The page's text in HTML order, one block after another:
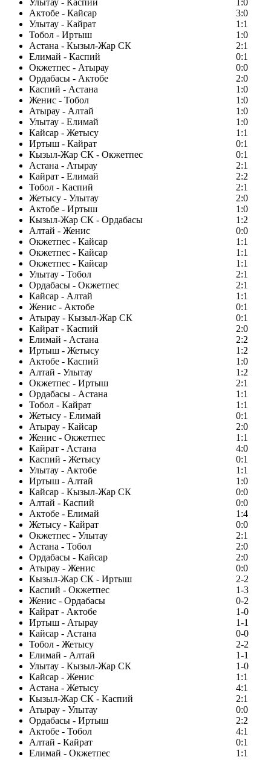
Улытау - Каспий
1:0
Актобе - Кайсар
3:0
Улытау - Кайрат
1:1
Тобол - Иртыш
1:0
Астана - Кызыл-Жар СК
2:1
Елимай - Каспий
0:1
Окжетпес - Атырау
0:0
Ордабасы - Актобе
2:0
Каспий - Астана
1:0
Женис - Тобол
1:0
Атырау - Алтай
1:0
Улытау - Елимай
1:0
Кайсар - Жетысу
1:1
Иртыш - Кайрат
0:1
Кызыл-Жар СК - Окжетпес
0:1
Астана - Атырау
2:1
Кайрат - Елимай
2:2
Тобол - Каспий
2:1
Жетысу - Улытау
2:0
Актобе - Иртыш
1:0
Кызыл-Жар СК - Ордабасы
1:2
Алтай - Женис
0:0
Окжетпес - Кайсар
1:1
Окжетпес - Кайсар
1:1
Окжетпес - Кайсар
1:1
Улытау - Тобол
2:1
Ордабасы - Окжетпес
2:1
Кайсар - Алтай
1:1
Женис - Актобе
0:1
Атырау - Кызыл-Жар СК
0:1
Кайрат - Каспий
2:0
Елимай - Астана
2:2
Иртыш - Жетысу
1:2
Актобе - Каспий
1:0
Алтай - Улытау
1:2
Окжетпес - Иртыш
2:1
Ордабасы - Астана
1:1
Тобол - Кайрат
1:1
Жетысу - Елимай
0:1
Атырау - Кайсар
2:0
Женис - Окжетпес
1:1
Кайрат - Астана
4:0
Каспий - Жетысу
0:1
Улытау - Актобе
1:1
Иртыш - Алтай
1:0
Кайсар - Кызыл-Жар СК
0:0
Алтай - Каспий
0:0
Актобе - Елимай
1:4
Жетысу - Кайрат
0:0
Окжетпес - Улытау
2:1
Астана - Тобол
2:0
Ордабасы - Кайсар
2:0
Атырау - Женис
0:0
Кызыл-Жар СК - Иртыш
2-2
Каспий - Окжетпес
1-3
Женис - Ордабасы
0-2
Кайрат - Актобе
1-0
Иртыш - Атырау
1-1
Кайсар - Астана
0-0
Тобол - Жетысу
2-2
Елимай - Алтай
1-1
Улытау - Кызыл-Жар СК
1-0
Кайсар - Женис
1:1
Астана - Жетысу
4:1
Кызыл-Жар СК - Каспий
2:1
Атырау - Улытау
0:0
Ордабасы - Иртыш
2:2
Актобе - Тобол
4:1
Алтай - Кайрат
0:1
Елимай - Окжетпес
1:1